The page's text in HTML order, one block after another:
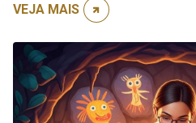
VEJA MAIS